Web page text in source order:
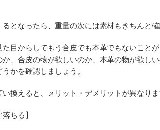
となったら、重量の次には素材もきちんと確
た目からしてもう合皮でも本革でもないこと
、合皮の物が欲しいのか、本革の物が欲しい
かを確認しましょう。
換えると、メリット・デメリットが異なりま
ちる】